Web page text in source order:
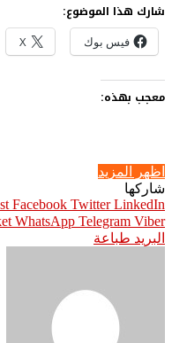
شارك هذا الموضوع:
فيس بوك X
معجب بهذه:
اظهر المزيد
شاركها
Facebook Twitter LinkedIn
WhatsApp Telegram Viber
البريد طباعة